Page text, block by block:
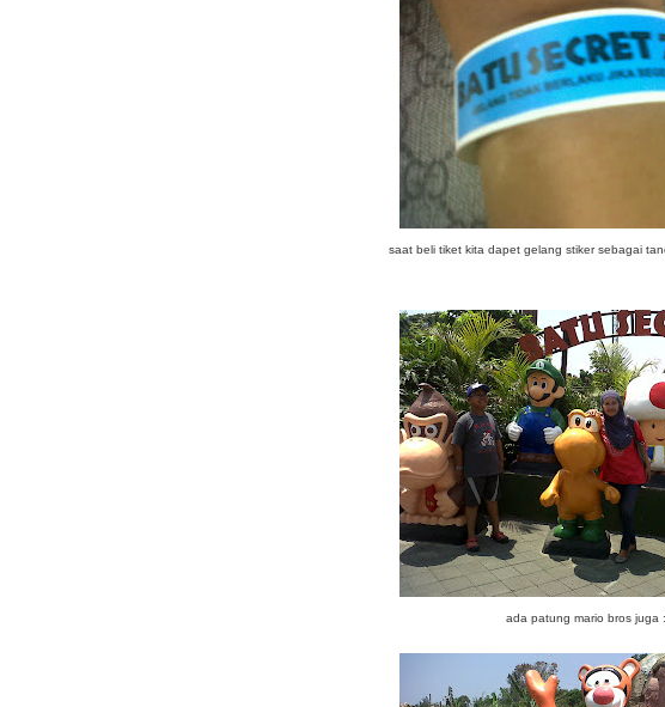
saat beli tiket kita dapet gelang stiker sebagai
ada patung mario bros juga